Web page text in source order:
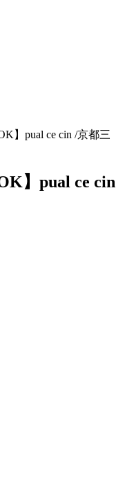
】pual ce cin /京都三
】pual ce cin